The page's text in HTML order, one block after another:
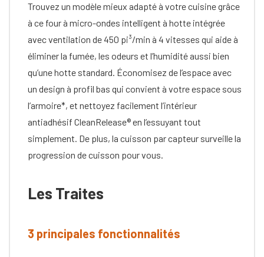
Trouvez un modèle mieux adapté à votre cuisine grâce
à ce four à micro-ondes intelligent à hotte intégrée
avec ventilation de 450 pi³/min à 4 vitesses qui aide à
éliminer la fumée, les odeurs et l’humidité aussi bien
qu’une hotte standard. Économisez de l’espace avec
un design à profil bas qui convient à votre espace sous
l’armoire*, et nettoyez facilement l’intérieur
antiadhésif CleanRelease® en l’essuyant tout
simplement. De plus, la cuisson par capteur surveille la
progression de cuisson pour vous.
Les Traites
3 principales fonctionnalités